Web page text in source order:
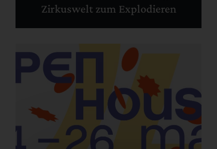
Zirkuswelt zum Explodieren